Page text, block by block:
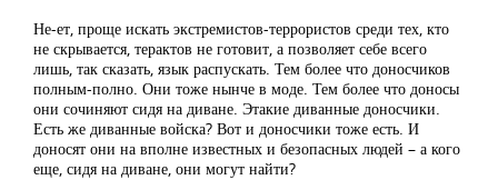
Не-ет, проще искать экстремистов-террористов среди тех, кто
не скрывается, терактов не готовит, а позволяет себе всего
лишь, так сказать, язык распускать. Тем более что доносчиков
полным-полно. Они тоже нынче в моде. Тем более что доносы
они сочиняют сидя на диване. Этакие диванные доносчики.
Есть же диванные войска? Вот и доносчики тоже есть. И
доносят они на вполне известных и безопасных людей – а кого
еще, сидя на диване, они могут найти?